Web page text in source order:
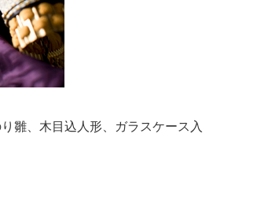
雛、木目込人形、ガラスケース入